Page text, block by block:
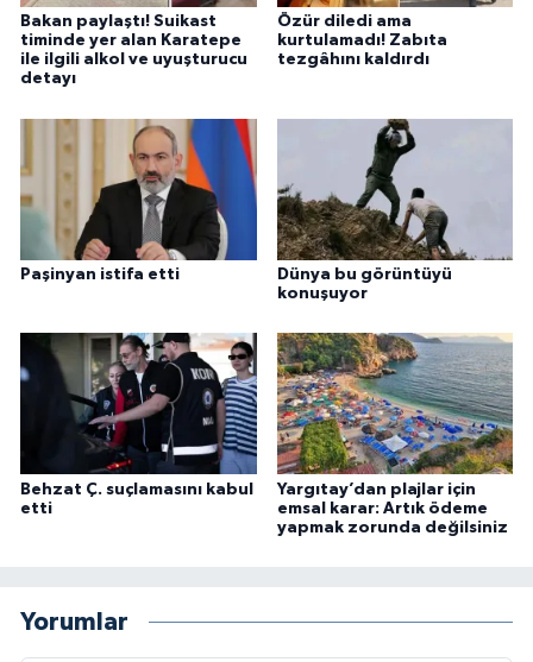
Bakan paylaştı! Suikast
timinde yer alan Karatepe
ile ilgili alkol ve uyuşturucu
detayı
Özür diledi ama
kurtulamadı! Zabıta
tezgâhını kaldırdı
Paşinyan istifa etti
Dünya bu görüntüyü
konuşuyor
Behzat Ç. suçlamasını kabul
etti
Yargıtay’dan plajlar için
emsal karar: Artık ödeme
yapmak zorunda değilsiniz
Yorumlar